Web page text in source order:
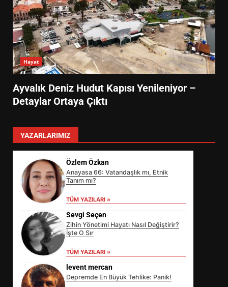
Hayat
Ayvalık Deniz Hudut Kapısı Yenileniyor –
Detaylar Ortaya Çıktı
YAZARLARIMIZ
Özlem Özkan
Anayasa 66: Vatandaşlık mı, Etnik
Tanım mı?
TÜM YAZILARI »
Sevgi Seçen
Zihin Yönetimi Hayatı Nasıl Değiştirir?
İşte O Sır
TÜM YAZILARI »
levent mercan
Depremde En Büyük Tehlike: Panik!